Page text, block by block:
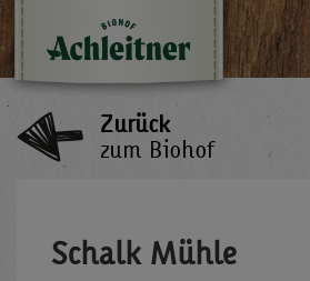
Zurück
zum Biohof
Schalk Mühle